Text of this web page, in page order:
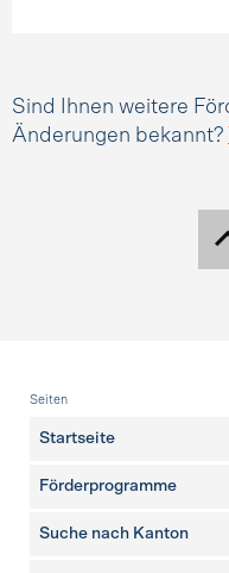
Sind Ihnen weitere
Änderungen bekannt?
Fusszeile
Seiten
Startseite
Förderprogramme
Suche nach Kanton